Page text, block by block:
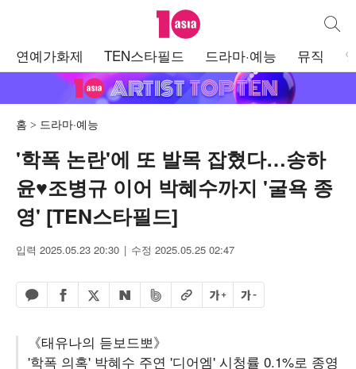
텐아시아 통합
연예가화제 TEN스타필드 드라마·예능 뮤직
홈 드라마·예능
'학폭 논란'에 또 발목 잡혔다…송하
윤♥조병규 이어 박혜수까지 '굴욕 종
영' [TEN스타필드]
입력 2025.05.23 20:30 수정 2025.05.25 02:47
카카오톡 공유하기
페이스북 공유하기
엑스 공유하기
네이버 공유하기
밴드 공유하기
URL복사글자 크게글자 작게
《태유나의 듣보드뽀》
'학폭 의혹' 박혜수 주연 '디어엠' 시청률 0.1%로 종영